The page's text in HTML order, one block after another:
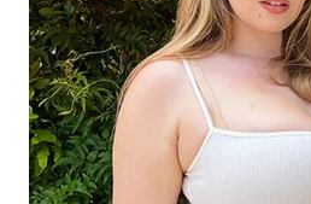
SERDANG
WN
TEBING
TINGGI
WN